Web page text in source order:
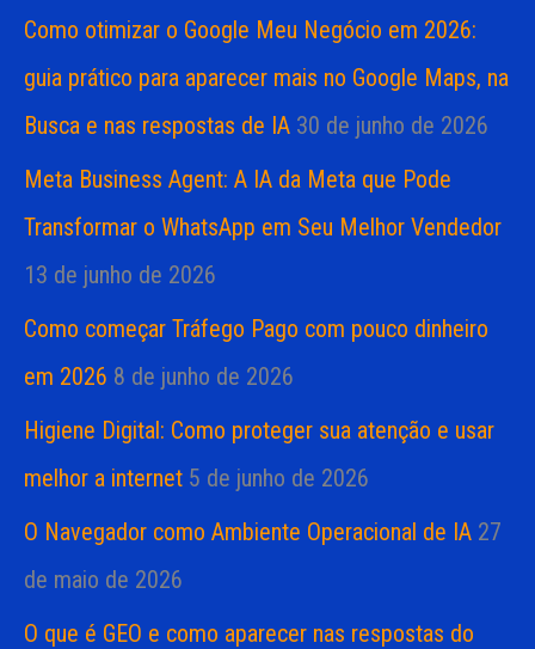
Como otimizar o Google Meu Negócio em 2026:
guia prático para aparecer mais no Google Maps, na
Busca e nas respostas de IA 30 de junho de 2026
Meta Business Agent: A IA da Meta que Pode
Transformar o WhatsApp em Seu Melhor Vendedor
13 de junho de 2026
Como começar Tráfego Pago com pouco dinheiro
em 2026 8 de junho de 2026
Higiene Digital: Como proteger sua atenção e usar
melhor a internet 5 de junho de 2026
O Navegador como Ambiente Operacional de IA 27
de maio de 2026
O que é GEO e como aparecer nas respostas do